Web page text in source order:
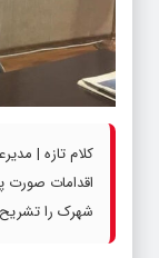
کلام تازه |
اقدامات صورت
شهرک را